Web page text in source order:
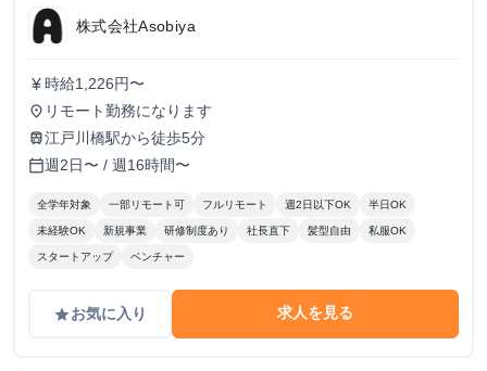
株式会社Asobiya
currency_yen 時給1,226円〜
place リモート勤務になります
train江戸川橋駅から徒歩5分
calendar_today週2日〜 / 週16時間〜
全学年対象 一部リモート可 フルリモート 週2日以下OK 半日OK
未経験OK 新規事業 研修制度あり 社長直下 髪型自由 私服OK
スタートアップ ベンチャー
gradeお気に入り 求人を見る